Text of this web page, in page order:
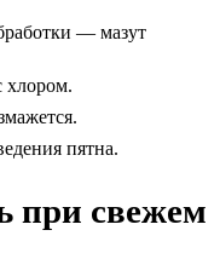
— мазут
хлором.
пятна.
при свежем